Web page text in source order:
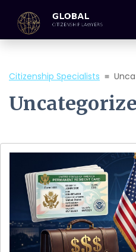
Citizenship Specialists ≡